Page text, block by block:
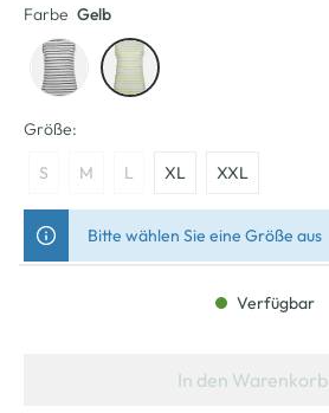
Farbe Gelb
Größe:
S M L XL XXL
Bitte wählen Sie eine Größe aus
Verfügbar
In den Warenkorb